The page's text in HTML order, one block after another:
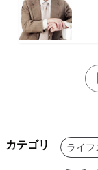
カテゴリ ライフ